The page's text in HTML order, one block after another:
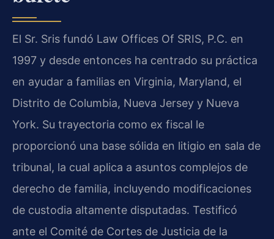
El Sr. Sris fundó Law Offices Of SRIS, P.C. en
1997 y desde entonces ha centrado su práctica
en ayudar a familias en Virginia, Maryland, el
Distrito de Columbia, Nueva Jersey y Nueva
York. Su trayectoria como ex fiscal le
proporcionó una base sólida en litigio en sala de
tribunal, la cual aplica a asuntos complejos de
derecho de familia, incluyendo modificaciones
de custodia altamente disputadas. Testificó
ante el Comité de Cortes de Justicia de la